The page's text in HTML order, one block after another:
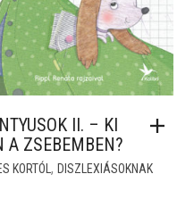
II. – KI
A ZSEBEMBEN?
KORTÓL,DISZLEXIÁSOKNAK